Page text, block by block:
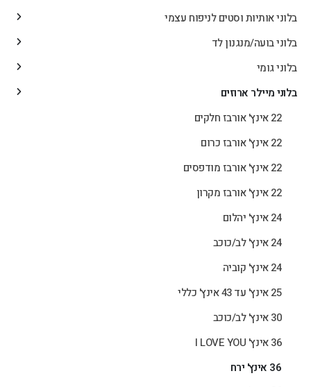
בלוני אותיות וסטים לניפוח עצמי
בלוני בועה/מנגנון לד
בלוני גומי
בלוני מיילר ארוזים
22 אינץ' אורבז חלקים
22 אינץ' אורבז כרום
22 אינץ' אורבז מודפסים
22 אינץ' אורבז מקרון
24 אינץ' יהלום
24 אינץ' לב/כוכב
24 אינץ' קוביה
25 אינץ' עד 43 אינץ' כללי
30 אינץ' לב/כוכב
36 אינץ' I LOVE YOU
36 אינץ' ירח